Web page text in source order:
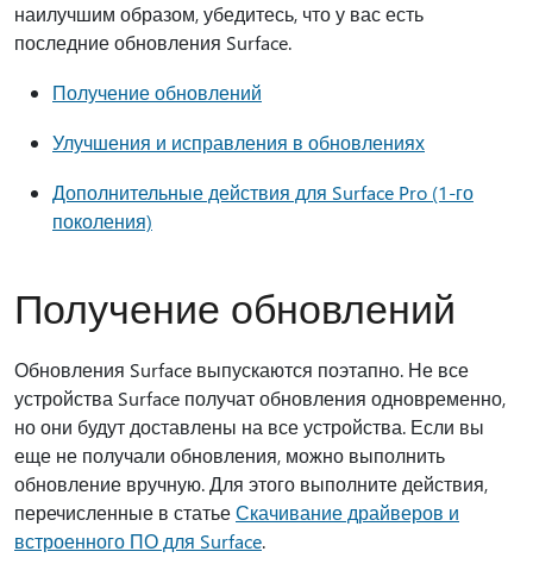
наилучшим образом, убедитесь, что у вас есть
последние обновления Surface.
Получение обновлений
Улучшения и исправления в обновлениях
Дополнительные действия для Surface Pro (1-го
поколения)
Получение обновлений
Обновления Surface выпускаются поэтапно. Не все
устройства Surface получат обновления одновременно,
но они будут доставлены на все устройства. Если вы
еще не получали обновления, можно выполнить
обновление вручную. Для этого выполните действия,
перечисленные в статьеСкачивание драйверов и
встроенного ПО для Surface.